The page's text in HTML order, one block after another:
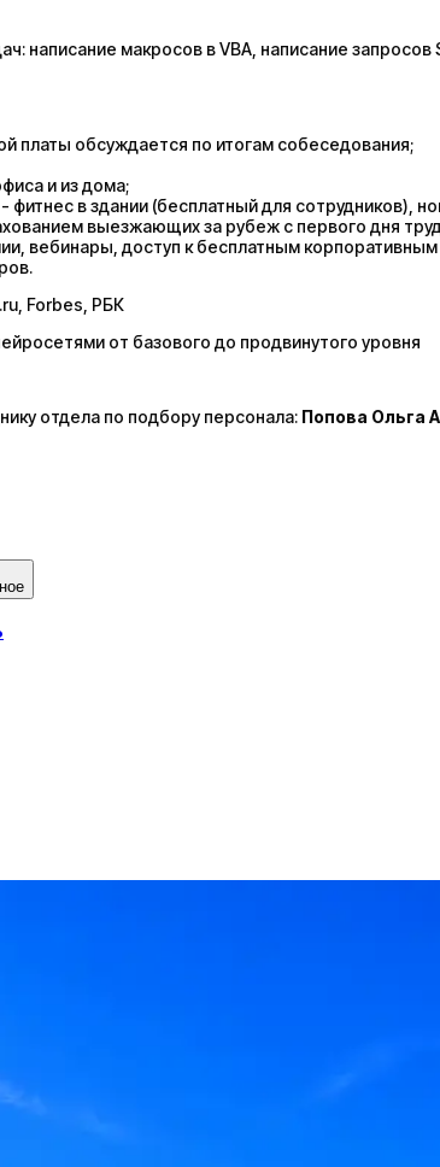
написание макросов в VBA, написание запросов
платы обсуждается по итогам собеседования;
и из дома;
в здании (бесплатный для сотрудников),
выезжающих за рубеж с первого дня
вебинары, доступ к бесплатным
Forbes, РБК
от базового до продвинутого уровня
отдела по подбору персонала: Попова Ольга